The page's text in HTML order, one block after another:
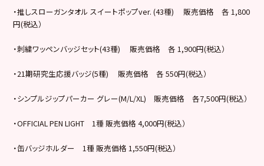
・推しスローガンタオル スイートポップver. (43種) 販売価格 各 1,800
円(税込）
・刺繍ワッペンバッジセット(43種) 販売価格 各 1,900円(税込）
・21期研究生応援バッジ(5種) 販売価格 各 550円(税込）
・シンプルジップパーカー グレー(M/L/XL) 販売価格 各7,500円(税込）
・OFFICIAL PEN LIGHT 1種 販売価格 4,000円(税込）
・缶バッジホルダー 1種 販売価格 1,550円(税込）